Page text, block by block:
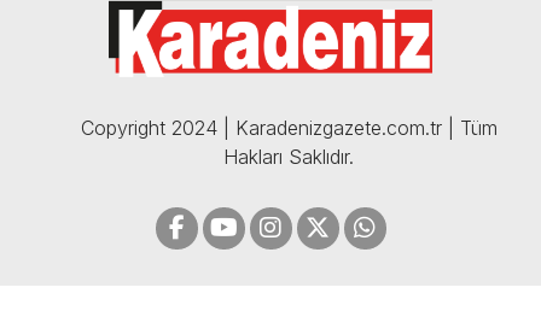
05.12.2024
Copyright 2024 | Karadenizgazete.com.tr | Tüm
Hakları Saklıdır.